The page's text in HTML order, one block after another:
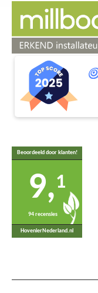
Beoordeeld door klanten!
9,1
94 recensies
HovenierNederland.nl